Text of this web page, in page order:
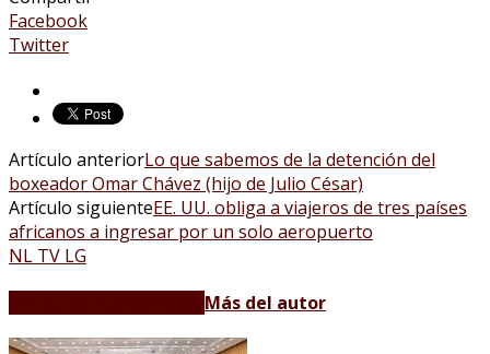
Facebook
Twitter
Artículo anteriorLo que sabemos de la detención del
boxeador Omar Chávez (hijo de Julio César)
Artículo siguienteEE. UU. obliga a viajeros de tres países
africanos a ingresar por un solo aeropuerto
NL TV LG
Más del autor